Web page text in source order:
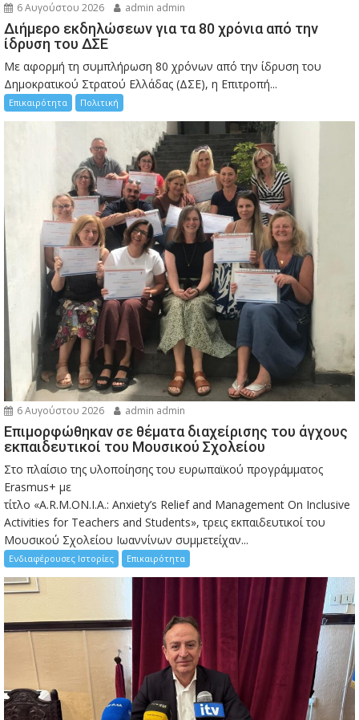
6 Αυγούστου 2026 admin admin
Διήμερο εκδηλώσεων για τα 80 χρόνια από την
ίδρυση του ΔΣΕ
Με αφορμή τη συμπλήρωση 80 χρόνων από την ίδρυση του
Δημοκρατικού Στρατού Ελλάδας (ΔΣΕ), η Επιτροπή...
Επικαιρότητα Πολιτική
6 Αυγούστου 2026 admin admin
Eπιμορφώθηκαν σε θέματα διαχείρισης του άγχους
εκπαιδευτικοί του Μουσικού Σχολείου
Στο πλαίσιο της υλοποίησης του ευρωπαϊκού προγράμματος
Erasmus+ με
τίτλο «A.R.M.ON.I.A.: Anxiety’s Relief and Management On Inclusive
Activities for Teachers and Students», τρεις εκπαιδευτικοί του
Μουσικού Σχολείου Ιωαννίνων συμμετείχαν...
Ενδιαφέρουσες Ιστορίες Επικαιρότητα